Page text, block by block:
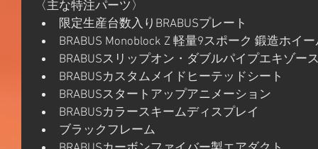
〈主な特注パーツ〉
限定生産台数入りBRABUSプレート
BRABUS Monoblock Z 軽量9スポーク 鍛造ホイ
BRABUSスリップオン・ダブルパイプエキゾー
BRABUSカスタムメイドヒーテッドシート
BRABUSスタートアップアニメーション
BRABUSカラースキームディスプレイ
ブラックフレーム